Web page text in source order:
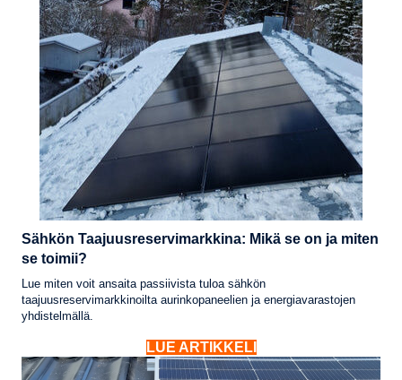
Sähkön Taajuusreservimarkkina: Mikä se on ja miten
se toimii?
Lue miten voit ansaita passiivista tuloa sähkön
taajuusreservimarkkinoilta aurinkopaneelien ja energiavarastojen
yhdistelmällä.
LUE ARTIKKELI